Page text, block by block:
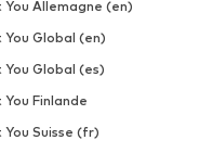
Allemagne (en)
Global (en)
Global (es)
Finlande
Suisse (fr)